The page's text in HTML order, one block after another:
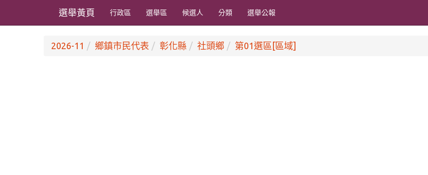
選舉黃頁 行政區 選舉區 候選人 分類 選舉公報
2026-11 鄉鎮市民代表 彰化縣 社頭鄉 第01選區[區域]